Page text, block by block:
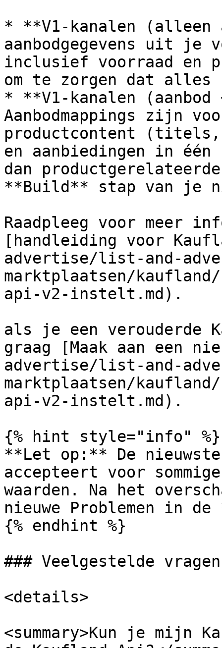
* **V1-kanalen (alleen
aanbodgegevens uit je
inclusief voorraad en
om te zorgen dat
* **V1-kanalen
Aanbodmappings zijn
productcontent
en aanbiedingen in
dan
**Build** stap van je
Raadpleeg voor meer
[handleiding voor
advertise/list-and-
marktplaatsen/
api-v2-instelt.md).
als je een verouderde
graag [Maak aan een
advertise/list-and-
marktplaatsen/
api-v2-instelt.md).
{% hint style="info" %}
**Let op:** De
accepteert voor
waarden. Na het
nieuwe Problemen in
{% endhint %}
### Veelgestelde vragen
<details>
<summary>Kun je mijn